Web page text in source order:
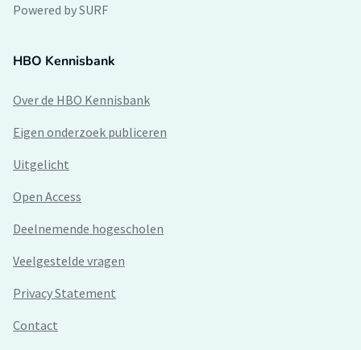
Powered by SURF
HBO Kennisbank
Over de HBO Kennisbank
Eigen onderzoek publiceren
Uitgelicht
Open Access
Deelnemende hogescholen
Veelgestelde vragen
Privacy Statement
Contact